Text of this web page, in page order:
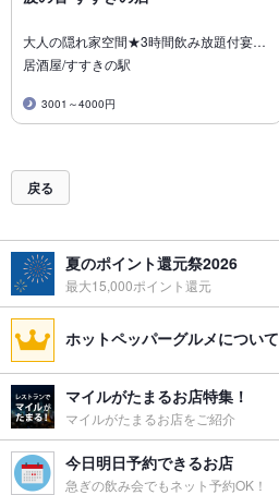
大人の隠れ家空間★3時間飲み放題付宴…
居酒屋/すすきの駅
3001～4000円
戻る
夏のポイント還元祭2026
最大15,000ポイント還元
ホットペッパーグルメについて
マイルがたまるお店特集！
マイルがたまるお店をご紹介
今日明日予約できるお店
急ぎの飲み会でもネット予約OK！